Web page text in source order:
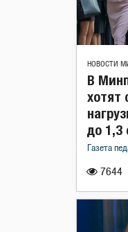
НОВОСТИ
7644
В
хотят
до 1,3
Газета